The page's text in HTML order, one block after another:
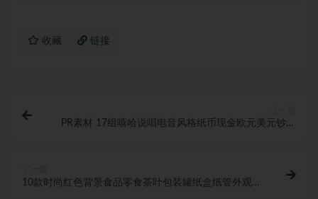
收藏 链接
PR素材 17组嘻哈说唱电音风格纸币现金欧元美元钞票
10款时尚红色背景食品零食茶叶包装罐纸盒纸管外观设